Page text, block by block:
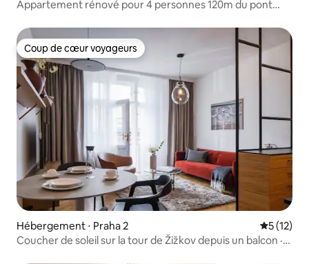
Appartement rénové pour 4 personnes 120m du pont
Coup de cœur voyageurs
Coup de cœur voyageurs
Hébergement ⋅ Praha 2
5 (12)
Coucher de soleil sur la tour de Žižkov depuis un balcon ·